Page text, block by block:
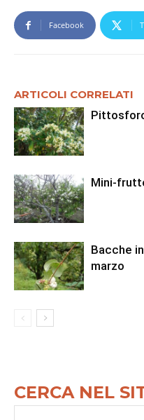
Facebook
ARTICOLI CORRELATI
Mini-
Bacche
marzo
CERCA NEL